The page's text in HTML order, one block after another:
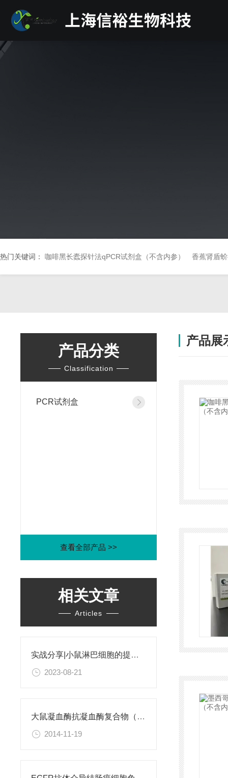
热门关键词： 咖啡黑长蠹探针法qPCR试剂盒（不含内参） 香蕉肾盾
产品分类
Classification
PCR试剂盒
查看全部产品 >>
相关文章
Articles
实战分享|小鼠淋巴细胞的提取和分选之经验小结
2023-08-21
大鼠凝血酶抗凝血酶复合物（TAT）检测试剂盒
2014-11-19
产品展